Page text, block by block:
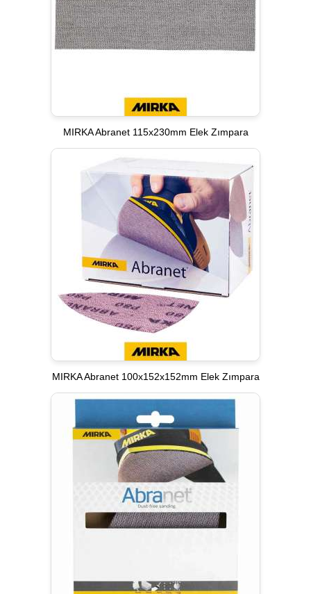
MIRKA Abranet 115x230mm Elek Zımpara
MIRKA Abranet 100x152x152mm Elek Zımpara